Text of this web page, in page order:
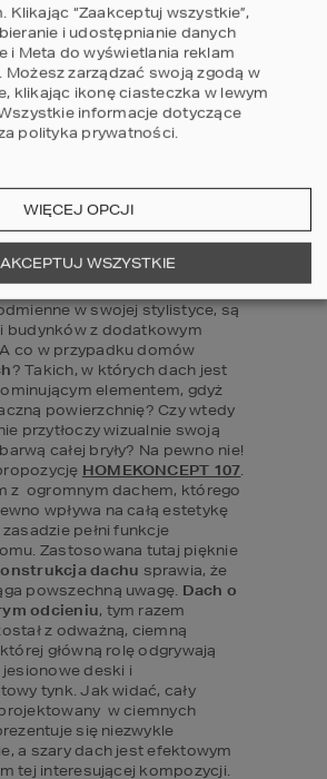
dużo szarości? Nic z tego.
się niezwykle elegancko,
bardzo przyjemne wrażenie.
projekty domów, choć
w swojej stylistyce, są
budynków z dodatkowym
? Takich, w których dach jest
elementem, gdyż
powierzchnię? Czy wtedy
przytłoczy wizualnie swoją
całej bryły? Na pewno nie!
HOMEKONCEPT 107.
z  ogromnym dachem, którego
wpływa na całą estetykę
pełni funkcje
Zastosowana tutaj pięknie
dachu sprawia, że
powszechną uwagę. Dach o
odcieniu, tym razem
z odważną, ciemną
główną rolę odgrywają
deski i
tynk. Jak widać, cały
w ciemnych
się niezwykle
a szary dach jest efektowym
Klikając “Zaakceptuj wszystkie”,
i udostępnianie danych
i Meta do wyświetlania reklam
zarządzać swoją zgodą w
klikając ikonę ciasteczka w lewym
informacje dotyczące
polityka prywatności.
WIĘCEJ OPCJI
WSZYSTKIE